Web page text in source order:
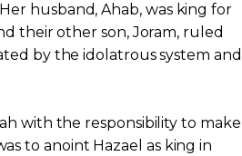
husband, Ahab, was king for
their other son, Joram, ruled
by the idolatrous system and
with the responsibility to make
to anoint Hazael as king in